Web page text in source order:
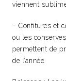
viennent
– Confitures et
ou les
permettent de
de l’année.